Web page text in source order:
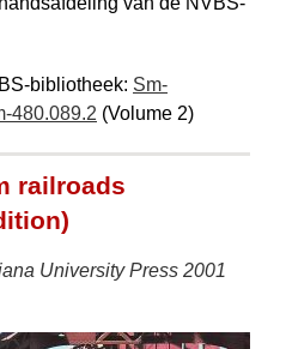
bibliotheek: Sm-
480.089.2 (Volume 2)
railroads
University Press 2001